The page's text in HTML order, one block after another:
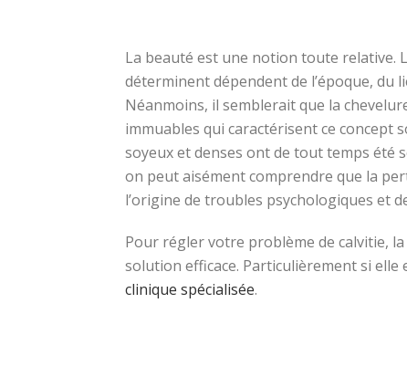
La beauté est une notion toute relative.
déterminent dépendent de l’époque, du
Néanmoins, il semblerait que la
immuables qui caractérisent ce concept
soyeux et denses ont de tout temps été
on peut aisément comprendre que la
l’origine de troubles psychologiques et
Pour régler votre problème de calvitie,
solution efficace. Particulièrement si elle
clinique spécialisée.